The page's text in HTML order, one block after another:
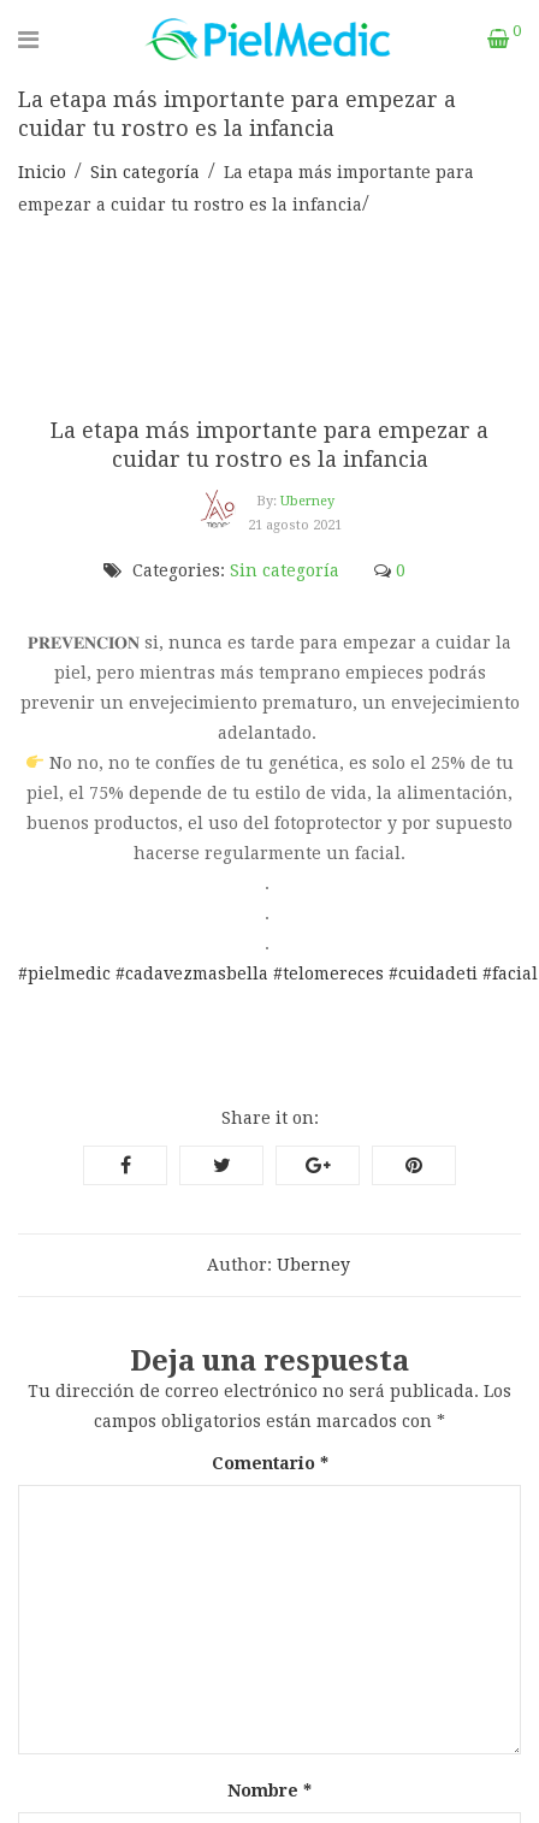
0
La etapa más importante para empezar a
cuidar tu rostro es la infancia
Inicio Sin categoría
La etapa más importante para
empezar a cuidar tu rostro es la infancia
La etapa más importante para empezar a
cuidar tu rostro es la infancia
By: Uberney
21 agosto 2021
Categories: Sin categoría 0
𝐏𝐑𝐄𝐕𝐄𝐍𝐂𝐈𝐎𝐍 si, nunca es tarde para empezar a cuidar la
piel, pero mientras más temprano empieces podrás
prevenir un envejecimiento prematuro, un envejecimiento
adelantado. ⁣
No no, no te confíes de tu genética, es solo el 25% de tu
piel, el 75% depende de tu estilo de vida, la alimentación,
buenos productos, el uso del fotoprotector y por supuesto
hacerse regularmente un facial.⁣
. ⁣
. ⁣
. ⁣
#pielmedic #cadavezmasbella #telomereces #cuidadeti #facial
Share it on:
Author: Uberney
Deja una respuesta
Tu dirección de correo electrónico no será publicada. Los
campos obligatorios están marcados con *
Comentario *
Nombre *